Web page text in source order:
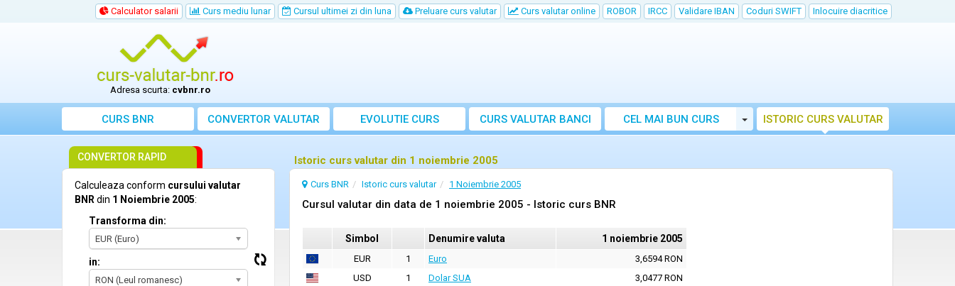
Calculator salarii Curs mediu lunar Cursul ultimei zi din luna Preluare curs valutar Curs valutar online ROBOR IRCC Validare IBAN Coduri SWIFT Inlocuire diacritice
Adresa scurta: cvbnr.ro
CURS BNR CONVERTOR VALUTAR EVOLUTIE CURS CURS VALUTAR BANCI CEL MAI BUN CURS Toggle Dropdown
ISTORIC CURS VALUTAR
Istoric curs valutar din 1 noiembrie 2005
Curs BNR Istoric curs valutar 1 Noiembrie 2005
Cursul valutar din data de 1 noiembrie 2005 - Istoric curs BNR
Simbol Denumire valuta 1 noiembrie 2005
EUR 1 Euro
3,6594 RON
USD
1 Dolar SUA
3,0477 RON
CONVERTOR RAPID
Calculeaza conform cursului valutar
BNR din 1 Noiembrie 2005:
Transforma din:
EUR (Euro)
in:
RON (Leul romanesc)